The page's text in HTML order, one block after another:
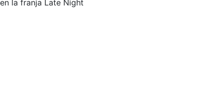
en la franja Late Night